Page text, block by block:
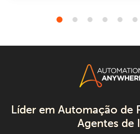
Líder em Automação de
Agentes de